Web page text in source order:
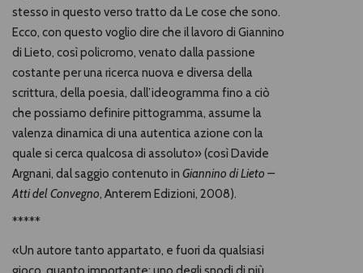
stesso in questo verso tratto da Le cose che sono.
Ecco, con questo voglio dire che il lavoro di Giannino
di Lieto, così policromo, venato dalla passione
costante per una ricerca nuova e diversa della
scrittura, della poesia, dall’ideogramma fino a ciò
che possiamo definire pittogramma, assume la
valenza dinamica di una autentica azione con la
quale si cerca qualcosa di assoluto» (così Davide
Argnani, dal saggio contenuto in Giannino di Lieto –
Atti del Convegno, Anterem Edizioni, 2008).
*****
«Un autore tanto appartato, e fuori da qualsiasi